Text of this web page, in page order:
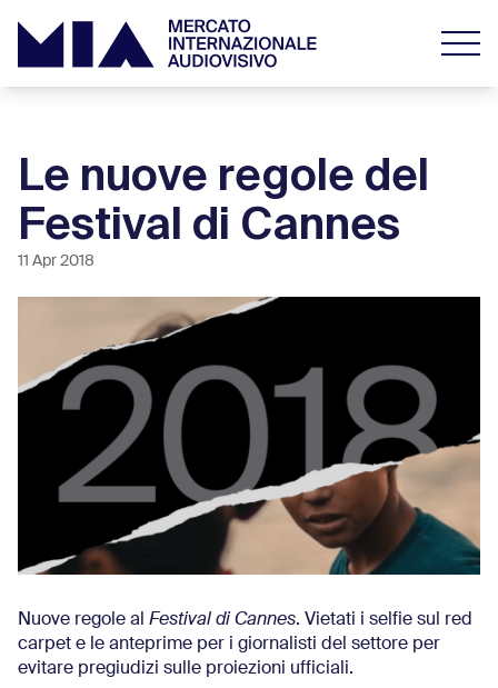
Le nuove regole del
Festival di Cannes
11 Apr 2018
Nuove regole al Festival di Cannes. Vietati i selfie sul red
carpet e le anteprime per i giornalisti del settore per
evitare pregiudizi sulle proiezioni ufficiali.